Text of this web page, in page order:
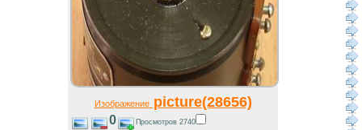
Изображениеpicture(28656)
0 Просмотров 2740